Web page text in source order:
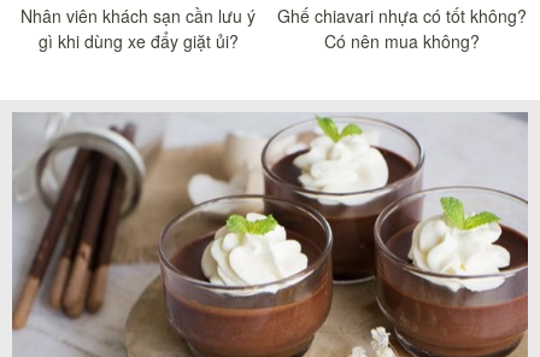
Nhân viên khách sạn cần lưu ý
gì khi dùng xe đẩy giặt ủi?
Ghế chiavari nhựa có tốt không?
Có nên mua không?